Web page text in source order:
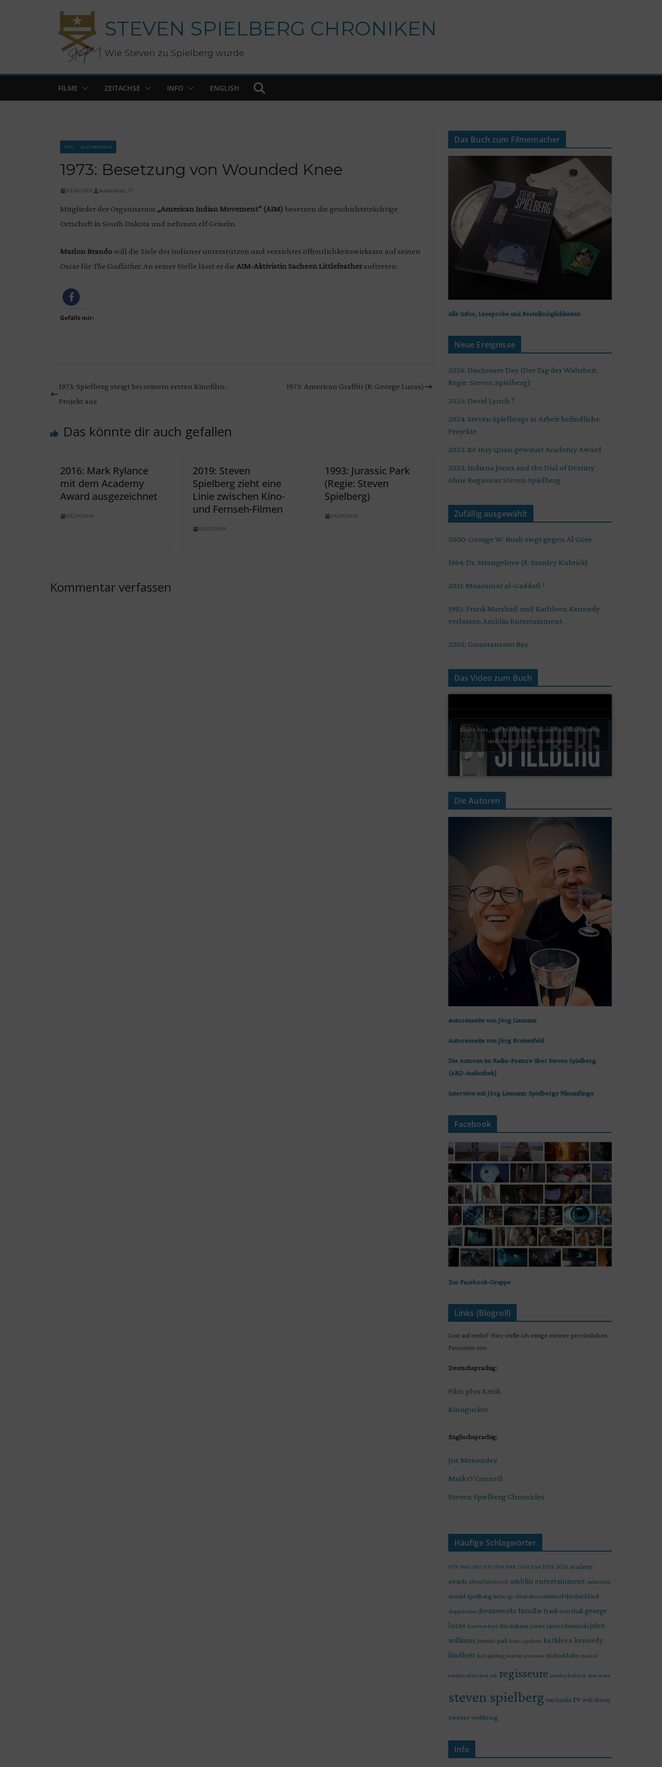
STEVEN SPIELBERG CHRONIKEN
Wie Steven zu Spielberg wurde
FILME ZEITACHSE INFO ENGLISH
1970 ALLE BEITRÄGE
1973: Besetzung von Wounded Knee
02/10/2015 manhattan_77
Mitglieder der Organisation „American Indian Movement“ (AIM) besetzen die geschichtsträchtige
Ortschaft in South Dakota und nehmen elf Geiseln.
Marlon Brandowill die Ziele der Indianer unterstützen und verzichtet öffentlichkeitswirksam auf seinen
Oscar für The Godfather. An seiner Stelle lässt er die AIM-Aktivistin Sacheen Littlefeatherauftreten.
Gefällt mir:
1973: Spielberg steigt bei seinem ersten Kinofilm-
Projekt aus
1973: American Graffiti (R: George Lucas)
Das könnte dir auch gefallen
2016: Mark Rylance
mit dem Academy
Award ausgezeichnet
02/29/2016
2019: Steven
Spielberg zieht eine
Linie zwischen Kino-
und Fernseh-Filmen
03/07/2019
1993: Jurassic Park
(Regie: Steven
Spielberg)
05/29/2015
Kommentar verfassen
Das Buch zum Filmemacher
Alle Infos, Leseprobe und Bestellmöglichkeiten
Neue Ereignisse
2026: Disclosure Day (Der Tag der Wahrheit,
Regie: Steven Spielberg)
2025: David Lynch †
2024: Steven Spielbergs in Arbeit befindliche
Projekte
2023: Ke Huy Quan gewinnt Academy Award
2023: Indiana Jones and the Dial of Destiny
ohne Regisseur Steven Spielberg
Zufällig ausgewählt
2000: George W. Bush siegt gegen Al Gore
1964: Dr. Strangelove (R: Stanley Kubrick)
2011: Muammar al-Gaddafi †
1992: Frank Marshall und Kathleen Kennedy
verlassen Amblin Entertainment
2002: Guantanamo Bay
Das Video zum Buch
Klicke hier, um Marketing-Cookies zu akzeptieren
und diesen Inhalt zu aktivieren
Die Autoren
Autorenseite von Jörg Liemann
Autorenseite von Jörg Breitenfeld
Die Autoren im Radio-Feature über Steven Spielberg
(ARD-Audiothek)
Interview mit Jörg Liemann: Spielbergs Filmanfänge
Facebook
Zur Facebook-Gruppe
Links (Blogroll)
Lust auf mehr? Hier stelle ich einige meiner persönlichen
Favoriten vor:
Deutschsprachig:
Film plus Kritik
Kinogucker
Englischsprachig:
Joe Menendez
Mark O’Connell
Steven Spielberg Chronicles
Häufige Schlagwörter
1979 1981 1982 1993 1994 1998 2004 2014 2015 2016 academy
awards alfred hitchcock amblin entertainment animation
arnold spielberg berlin cgi close encounters of the third kind
doppelsalve dreamworks familie frank marshall george
lucas harrison ford ilm indiana jones janusz kaminski john
williams jurassic park kate capshaw kathleen kennedy
kindheit leah spielberg martin scorsese michael kahn musical
raiders of the lost ark regisseure stanley kubrick star wars
steven spielberg tom hanks tv walt disney
zweiter weltkrieg
Info